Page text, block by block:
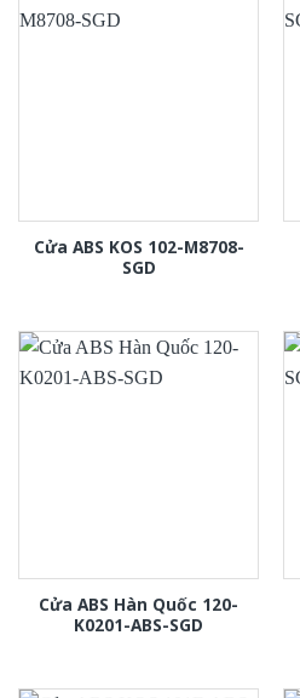
Cửa ABS KOS 102-M8708-
SGD
Cửa ABS Hàn Quốc 120-
K0201-ABS-SGD